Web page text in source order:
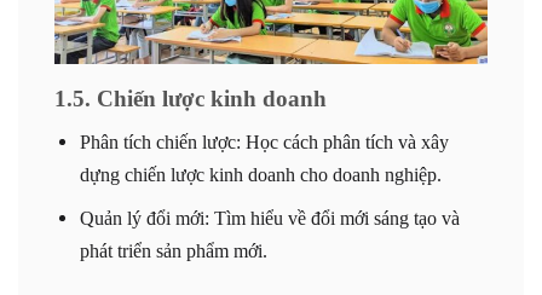
1.5. Chiến lược kinh doanh
Phân tích chiến lược: Học cách phân tích và xây
dựng chiến lược kinh doanh cho doanh nghiệp.
Quản lý đổi mới: Tìm hiểu về đổi mới sáng tạo và
phát triển sản phẩm mới.